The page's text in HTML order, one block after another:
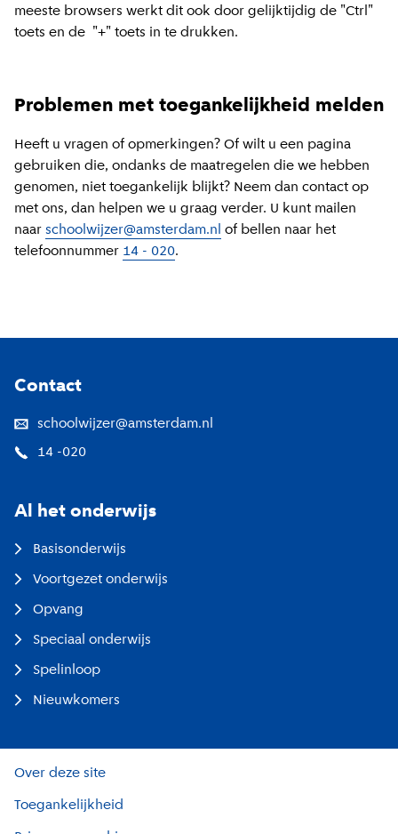
meeste browsers werkt dit ook door gelijktijdig de "Ctrl"
toets en de "+" toets in te drukken.
Problemen met toegankelijkheid melden
Heeft u vragen of opmerkingen? Of wilt u een pagina
gebruiken die, ondanks de maatregelen die we hebben
genomen, niet toegankelijk blijkt? Neem dan contact op
met ons, dan helpen we u graag verder. U kunt mailen
naar schoolwijzer@amsterdam.nl of bellen naar het
telefoonnummer 14 - 020.
Contact
schoolwijzer@amsterdam.nl
14 -020
Al het onderwijs
Basisonderwijs
Voortgezet onderwijs
Opvang
Speciaal onderwijs
Spelinloop
Nieuwkomers
Over deze site
Toegankelijkheid